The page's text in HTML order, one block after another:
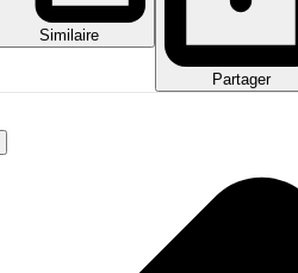
Similaire
Partager